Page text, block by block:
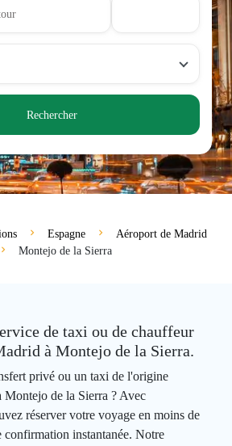
Rechercher
Espagne
Aéroport de Madrid
Montejo de la Sierra
de taxi ou de chauffeur
à Montejo de la Sierra.
privé ou un taxi de l'origine
de la Sierra ? Avec
réserver votre voyage en moins de
confirmation instantanée. Notre